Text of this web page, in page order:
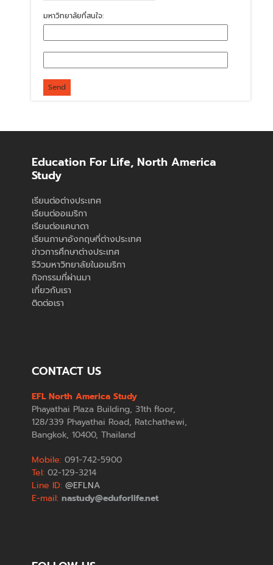
มหาวิทยาลัยที่สนใจ:
Education For Life, North America
Study
เรียนต่อต่างประเทศ
เรียนต่ออเมริกา
เรียนต่อแคนาดา
เรียนภาษาอังกฤษที่ต่างประเทศ
ข่าวการศึกษาต่างประเทศ
รีวิวมหาวิทยาลัยในอเมริกา
กิจกรรมที่ผ่านมา
เกี่ยวกับเรา
ติดต่อเรา
CONTACT US
EFL North America Study
Phayathai Plaza Building, 31th floor,
128/339 Phayathai Road, Ratchathewi,
Bangkok, 10400, Thailand
Mobile: 091-742-5900
Tel: 02-129-3214
Line ID: @EFLNA
E-mail: nastudy@eduforlife.net